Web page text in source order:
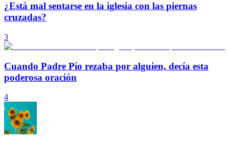
¿Está mal sentarse en la iglesia con las piernas
cruzadas?
3
Cuando Padre Pío rezaba por alguien, decía esta
poderosa oración
4